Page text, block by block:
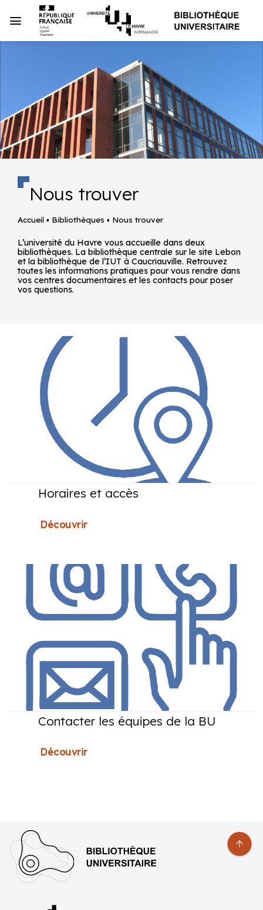
au
Nous trouver
Accueil ▪ Bibliothèques ▪ Nous trouver
L’université du Havre vous accueille dans deux
bibliothèques. La bibliothèque centrale sur le site Lebon
et la bibliothèque de l’IUT à Caucriauville. Retrouvez
toutes les informations pratiques pour vous rendre dans
vos centres documentaires et les contacts pour poser
vos questions.
Horaires et accès
Découvrir
Contacter les équipes de la BU
Découvrir